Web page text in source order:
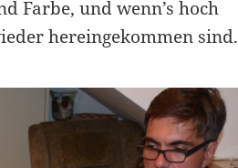
Farbe, und wenn’s hoch
hereingekommen sind.